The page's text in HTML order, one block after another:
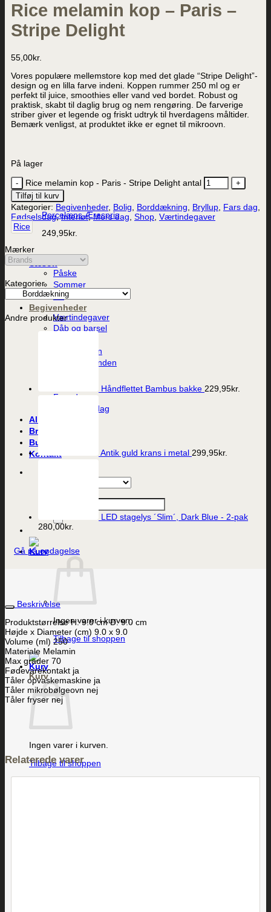
Vis
Porcelæns Ærespris
249,95kr.
Sæson
Påske
Sommer
Jul
Begivenheder
Værtindegaver
Dåb og barsel
Til studenten
Til konfirmanden
Fars dag
Valentines dag
Alle produkter
Brands
Butikken
Kontakt
Ingen varer i kurven.
Tilbage til shoppen
Kurv
Ingen varer i kurven.
Tilbage til shoppen
Rice melamin kop – Paris –
Stripe Delight
55,00kr.
Vores populære mellemstore kop med det glade “Stripe Delight”-
design og en lilla farve indeni. Koppen rummer 250 ml og er
perfekt til juice, smoothies eller vand ved bordet. Robust og
praktisk, skabt til daglig brug og nem rengøring. De farverige
striber giver et legende og friskt udtryk til hverdagens måltider.
Bemærk venligst, at produktet ikke er egnet til mikroovn.
På lager
Rice melamin kop - Paris - Stripe Delight antal
Tilføj til kurv
Kategorier: Begivenheder, Bolig Borddækning Bryllup Fars dag
Fødselsdag,Interiør,Mors dag Shop Værtindegaver
Rice
Mærker
Kategorier
Andre produkter
Håndflettet Bambus bakke 229,95kr.
Antik guld krans i metal 299,95kr.
LED stagelys ´Slim´, Dark Blue - 2-pak
280,00kr.
Gå på opdagelse
Beskrivelse
Produktstørrelse H: 9.0 cm D: 9.0 cm
Højde x Diameter (cm) 9.0 x 9.0
Volume (ml) 250
Materiale Melamin
Max grader 70
Fødevarekontakt ja
Tåler opvaskemaskine ja
Tåler mikrobølgeovn nej
Tåler fryser nej
Relaterede varer